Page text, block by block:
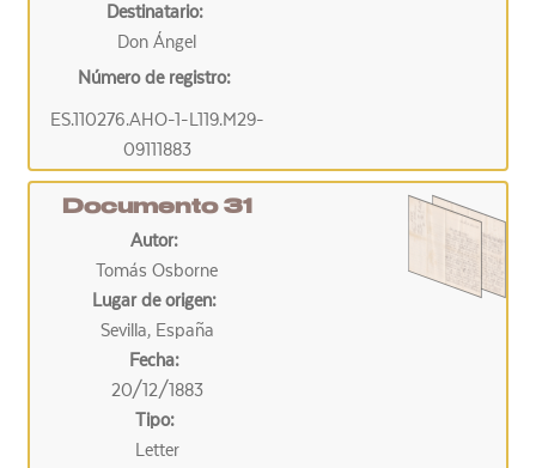
Destinatario:
Don Ángel
Número de registro:
ES.110276.AHO-1-L119.M29-
09111883
Documento 31
Autor:
Tomás Osborne
Lugar de origen:
Sevilla, España
Fecha:
20/12/1883
Tipo:
Letter